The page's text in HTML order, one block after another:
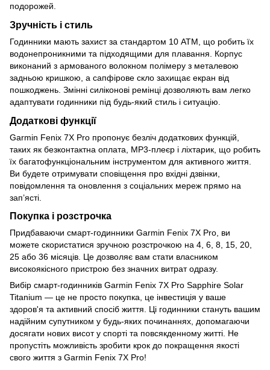
подорожей.
Зручність і стиль
Годинники мають захист за стандартом 10 ATM, що робить їх
водонепроникними та підходящими для плавання. Корпус
виконаний з армованого волокном полімеру з металевою
задньою кришкою, а сапфірове скло захищає екран від
пошкоджень. Змінні силіконові ремінці дозволяють вам легко
адаптувати годинники під будь-який стиль і ситуацію.
Додаткові функції
Garmin Fenix 7X Pro пропонує безліч додаткових функцій,
таких як безконтактна оплата, MP3-плеєр і ліхтарик, що робить
їх багатофункціональним інструментом для активного життя.
Ви будете отримувати сповіщення про вхідні дзвінки,
повідомлення та оновлення з соціальних мереж прямо на
зап’ясті.
Покупка і розстрочка
Придбаваючи смарт-годинники Garmin Fenix 7X Pro, ви
можете скористатися зручною розстрочкою на 4, 6, 8, 15, 20,
25 або 36 місяців. Це дозволяє вам стати власником
високоякісного пристрою без значних витрат одразу.
Вибір смарт-годинників Garmin Fenix 7X Pro Sapphire Solar
Titanium — це не просто покупка, це інвестиція у ваше
здоров'я та активний спосіб життя. Ці годинники стануть вашим
надійним супутником у будь-яких починаннях, допомагаючи
досягати нових висот у спорті та повсякденному житті. Не
пропустіть можливість зробити крок до покращення якості
свого життя з Garmin Fenix 7X Pro!